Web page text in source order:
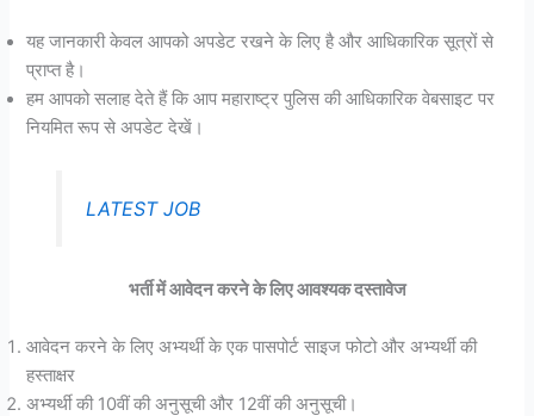
यह जानकारी केवल आपको अपडेट रखने के लिए है और आधिकारिक सूत्रों से
प्राप्त है।
हम आपको सलाह देते हैं कि आप महाराष्ट्र पुलिस की आधिकारिक वेबसाइट पर
नियमित रूप से अपडेट देखें।
LATEST JOB
भर्ती में आवेदन करने के लिए आवश्यक दस्तावेज
आवेदन करने के लिए अभ्यर्थी के एक पासपोर्ट साइज फोटो और अभ्यर्थी की
हस्ताक्षर
अभ्यर्थी की 10वीं की अनुसूची और 12वीं की अनुसूची।